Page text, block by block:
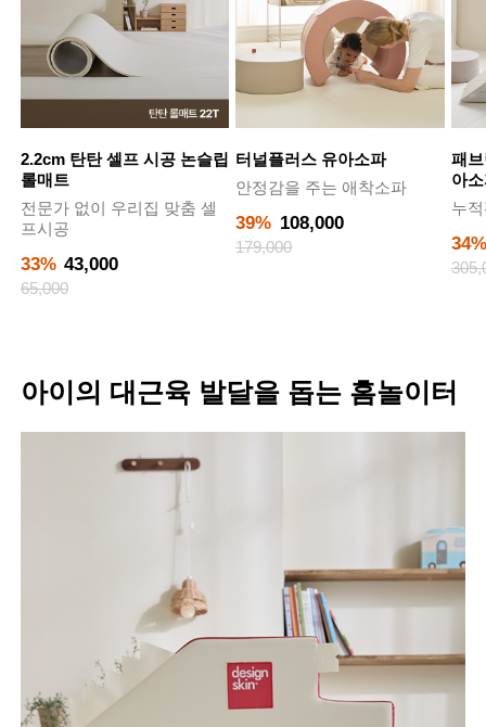
2.2cm 탄탄 셀프 시공 논슬립
롤매트
전문가 없이 우리집 맞춤 셀
프시공
33% 43,000
65,000
터널플러스 유아소파
안정감을 주는 애착소파
39% 108,000
179,000
패
아
누
34%
아이의 대근육 발달을 돕는 홈놀이터